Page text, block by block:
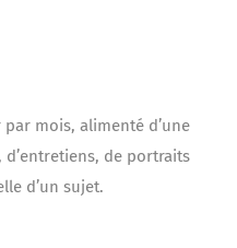
mois, alimenté d’une
d’entretiens, de portraits
d’un sujet.